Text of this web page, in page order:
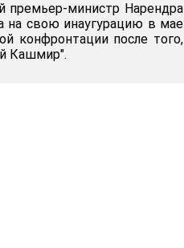
премьер-министр Нарендра
на свою инаугурацию в мае
конфронтации после того,
Кашмир".